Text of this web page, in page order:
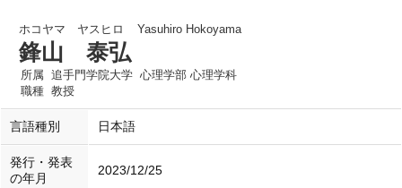
ホコヤマ ヤスヒロ Yasuhiro Hokoyama
鋒山 泰弘
所属 追手門学院大学 心理学部 心理学科
職種 教授
言語種別 日本語
発行・発表
の年月
2023/12/25